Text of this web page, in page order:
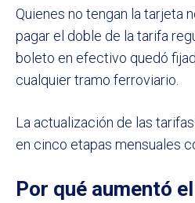
Quienes no tengan la tarjeta
pagar el doble de la tarifa
boleto en efectivo quedó
cualquier tramo ferroviario.
La actualización de las
en cinco etapas mensuales
Por qué aumentó